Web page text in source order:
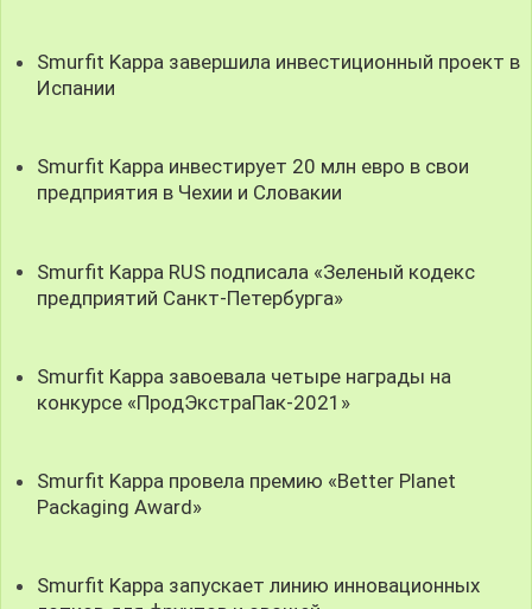
Smurfit Kappa завершила инвестиционный проект в
Испании
Smurfit Kappa инвестирует 20 млн евро в свои
предприятия в Чехии и Словакии
Smurfit Kappa RUS подписала «Зеленый кодекс
предприятий Санкт-Петербурга»
Smurfit Kappa завоевала четыре награды на
конкурсе «ПродЭкстраПак-2021»
Smurfit Kappa провела премию «Better Planet
Packaging Award»
Smurfit Kappa запускает линию инновационных